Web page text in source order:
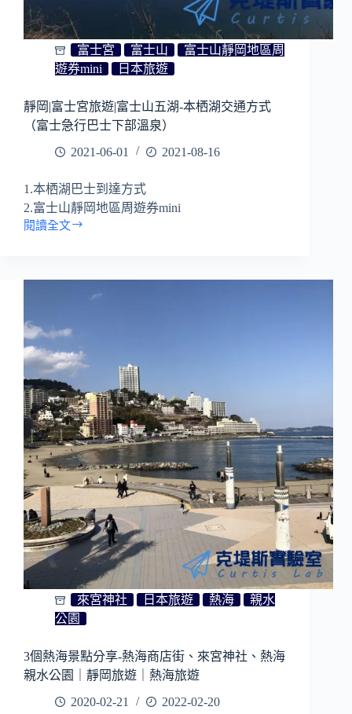
遊
富士宮 富士山
富士山靜岡地區周
遊券mini
日本旅遊
靜岡|富士宮旅遊|富士山五湖-本栖湖交通方式
（富士急行巴士下部溫泉）
2021-06-01
2021-08-16
1.本栖湖巴士到達方式
2.富士山靜岡地區周遊券mini
閱讀全文
靜
士
遊|
富
士
山
五
湖-
本
栖
湖
交
通
方
式
（富
士
急
部
溫
來宮神社 日本旅遊 熱海
親水
公園
3個熱海景點分享-熱海商店街、來宮神社、熱海
親水公園｜靜岡旅遊｜熱海旅遊
2020-02-21
2022-02-20